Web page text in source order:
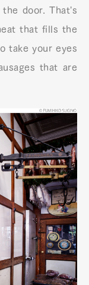
door. That's
that fills the
take your eyes
that are